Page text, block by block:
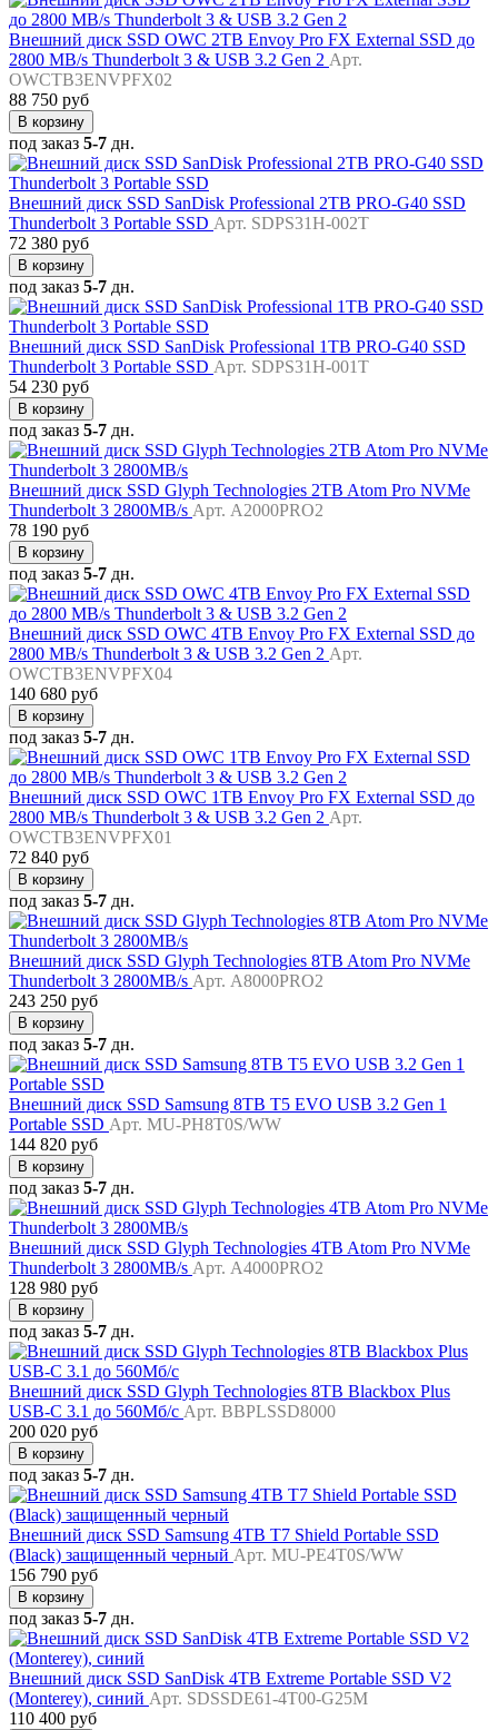
Внешний диск SSD OWC 2TB Envoy Pro FX External SSD до
2800 MB/s Thunderbolt 3 & USB 3.2 Gen 2 Арт.
OWCTB3ENVPFX02
88 750 руб
В корзину
под заказ 5-7 дн.
Внешний диск SSD SanDisk Professional 2TB PRO-G40 SSD
Thunderbolt 3 Portable SSD Арт. SDPS31H-002T
72 380 руб
В корзину
под заказ 5-7 дн.
Внешний диск SSD SanDisk Professional 1TB PRO-G40 SSD
Thunderbolt 3 Portable SSD Арт. SDPS31H-001T
54 230 руб
В корзину
под заказ 5-7 дн.
Внешний диск SSD Glyph Technologies 2TB Atom Pro NVMe
Thunderbolt 3 2800MB/s Арт. A2000PRO2
78 190 руб
В корзину
под заказ 5-7 дн.
Внешний диск SSD OWC 4TB Envoy Pro FX External SSD до
2800 MB/s Thunderbolt 3 & USB 3.2 Gen 2 Арт.
OWCTB3ENVPFX04
140 680 руб
В корзину
под заказ 5-7 дн.
Внешний диск SSD OWC 1TB Envoy Pro FX External SSD до
2800 MB/s Thunderbolt 3 & USB 3.2 Gen 2 Арт.
OWCTB3ENVPFX01
72 840 руб
В корзину
под заказ 5-7 дн.
Внешний диск SSD Glyph Technologies 8TB Atom Pro NVMe
Thunderbolt 3 2800MB/s Арт. A8000PRO2
243 250 руб
В корзину
под заказ 5-7 дн.
Внешний диск SSD Samsung 8TB T5 EVO USB 3.2 Gen 1
Portable SSD Арт. MU-PH8T0S/WW
144 820 руб
В корзину
под заказ 5-7 дн.
Внешний диск SSD Glyph Technologies 4TB Atom Pro NVMe
Thunderbolt 3 2800MB/s Арт. A4000PRO2
128 980 руб
В корзину
под заказ 5-7 дн.
Внешний диск SSD Glyph Technologies 8TB Blackbox Plus
USB-С 3.1 до 560Мб/с Арт. BBPLSSD8000
200 020 руб
В корзину
под заказ 5-7 дн.
Внешний диск SSD Samsung 4TB T7 Shield Portable SSD
(Black) защищенный черный Арт. MU-PE4T0S/WW
156 790 руб
В корзину
под заказ 5-7 дн.
Внешний диск SSD SanDisk 4TB Extreme Portable SSD V2
(Monterey), синий Арт. SDSSDE61-4T00-G25M
110 400 руб